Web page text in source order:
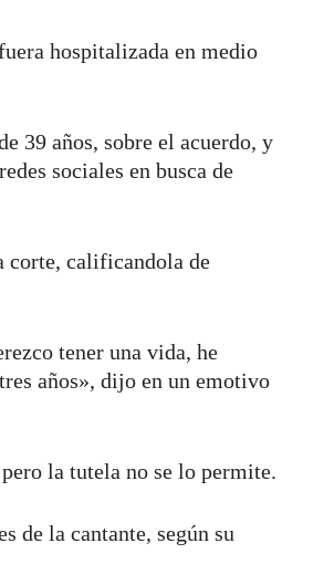
hospitalizada en medio
39 años, sobre el acuerdo, y
sociales en busca de
corte, calificandola de
tener una vida, he
años», dijo en un emotivo
la tutela no se lo permite.
de la cantante, según su